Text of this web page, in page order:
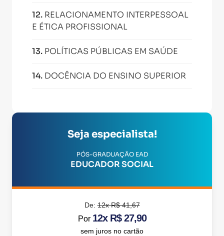
12. RELACIONAMENTO INTERPESSOAL
E ÉTICA PROFISSIONAL
13. POLÍTICAS PÚBLICAS EM SAÚDE
14. DOCÊNCIA DO ENSINO SUPERIOR
Seja especialista!
PÓS-GRADUAÇÃO EAD
EDUCADOR SOCIAL
De:12x R$ 41,67
Por 12x R$ 27,90
sem juros no cartão